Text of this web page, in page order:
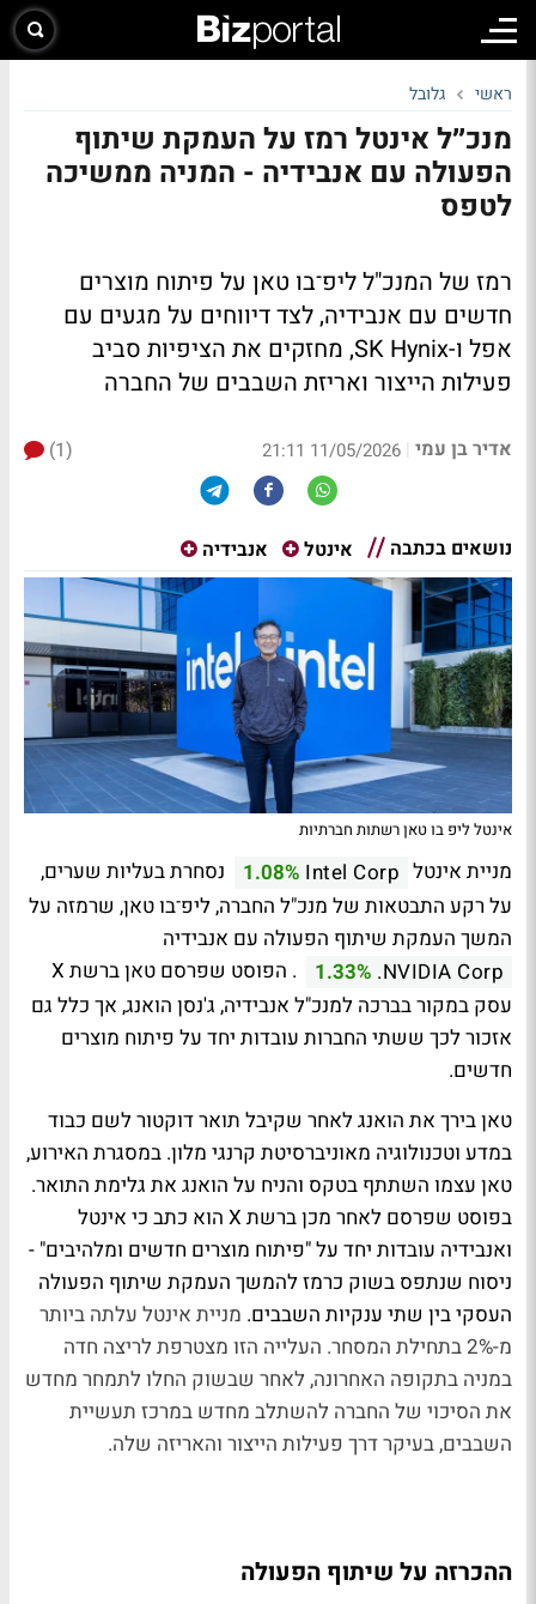
ראשי גלובל
מנכ״ל אינטל רמז על העמקת שיתוף
הפעולה עם אנבידיה - המניה ממשיכה
לטפס
רמז של המנכ"ל ליפ־בו טאן על פיתוח מוצרים
חדשים עם אנבידיה, לצד דיווחים על מגעים עם
אפל ו-SK Hynix, מחזקים את הציפיות סביב
פעילות הייצור ואריזת השבבים של החברה
אדיר בן עמי |
11/05/2026 21:11
(1)
נושאים בכתבה אינטל אנבידיה
אינטל ליפ בו טאן רשתות חברתיות
מניית אינטל Intel Corp
1.08%
נסחרת בעליות שערים,
על רקע התבטאות של מנכ"ל החברה, ליפ־בו טאן, שרמזה על
המשך העמקת שיתוף הפעולה עם אנבידיה
NVIDIA Corp.
1.33%
. הפוסט שפרסם טאן ברשת X
עסק במקור בברכה למנכ"ל אנבידיה, ג'נסן הואנג, אך כלל גם
אזכור לכך ששתי החברות עובדות יחד על פיתוח מוצרים
חדשים.
טאן בירך את הואנג לאחר שקיבל תואר דוקטור לשם כבוד
במדע וטכנולוגיה מאוניברסיטת קרנגי מלון. במסגרת האירוע,
טאן עצמו השתתף בטקס והניח על הואנג את גלימת התואר.
בפוסט שפרסם לאחר מכן ברשת X הוא כתב כי אינטל
ואנבידיה עובדות יחד על "פיתוח מוצרים חדשים ומלהיבים" -
ניסוח שנתפס בשוק כרמז להמשך העמקת שיתוף הפעולה
העסקי בין שתי ענקיות השבבים. מניית אינטל עלתה ביותר
מ-2% בתחילת המסחר. העלייה הזו מצטרפת לריצה חדה
במניה בתקופה האחרונה, לאחר שבשוק החלו לתמחר מחדש
את הסיכוי של החברה להשתלב מחדש במרכז תעשיית
השבבים, בעיקר דרך פעילות הייצור והאריזה שלה.
ההכרזה על שיתוף הפעולה